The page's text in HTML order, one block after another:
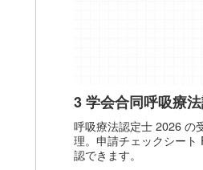
3 学会合同呼吸療
呼吸療法認定士 2026 の
理。申請チェックシー
認できます。